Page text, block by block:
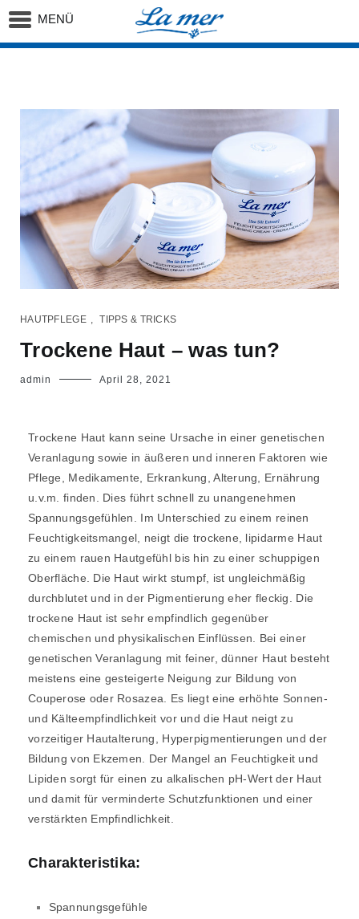
MENÜ
Startseite Trockene Haut – was tun?
HAUTPFLEGE , TIPPS & TRICKS
Trockene Haut – was tun?
admin April 28, 2021
Trockene Haut kann seine Ursache in einer genetischen
Veranlagung sowie in äußeren und inneren Faktoren wie
Pflege, Medikamente, Erkrankung, Alterung, Ernährung
u.v.m. finden. Dies führt schnell zu unangenehmen
Spannungsgefühlen. Im Unterschied zu einem reinen
Feuchtigkeitsmangel, neigt die trockene, lipidarme Haut
zu einem rauen Hautgefühl bis hin zu einer schuppigen
Oberfläche. Die Haut wirkt stumpf, ist ungleichmäßig
durchblutet und in der Pigmentierung eher fleckig. Die
trockene Haut ist sehr empfindlich gegenüber
chemischen und physikalischen Einflüssen. Bei einer
genetischen Veranlagung mit feiner, dünner Haut besteht
meistens eine gesteigerte Neigung zur Bildung von
Couperose oder Rosazea. Es liegt eine erhöhte Sonnen-
und Kälteempfindlichkeit vor und die Haut neigt zu
vorzeitiger Hautalterung, Hyperpigmentierungen und der
Bildung von Ekzemen. Der Mangel an Feuchtigkeit und
Lipiden sorgt für einen zu alkalischen pH-Wert der Haut
und damit für verminderte Schutzfunktionen und einer
verstärkten Empfindlichkeit.
Charakteristika:
Spannungsgefühle